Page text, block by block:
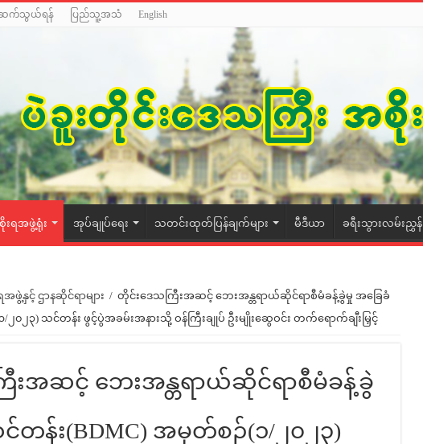
က်သွယ်ရန် ပြည်သူ့အသံ English
းရအဖွဲ့ရုံး အုပ်ချုပ်ရေး သတင်းထုတ်ပြန်ချက်များ မီဒီယာ ခရီးသွားလမ်းညွှန်
ဖွဲ့နှင့် ဌာနဆိုင်ရာများ / တိုင်းဒေသကြီးအဆင့် ဘေးအန္တရာယ်ဆိုင်ရာစီမံခန့်ခွဲမှု အခြေခံ
၀၂၃) သင်တန်း ဖွင့်ပွဲအခမ်းအနားသို့ ဝန်ကြီးချုပ် ဦးမျိုးဆွေဝင်း တက်ရောက်ချီးမြှင့်
းအဆင့် ဘေးအန္တရာယ်ဆိုင်ရာစီမံခန့်ခွဲ
တန်း(BDMC) အမှတ်စဉ်(၁/၂၀၂၃)